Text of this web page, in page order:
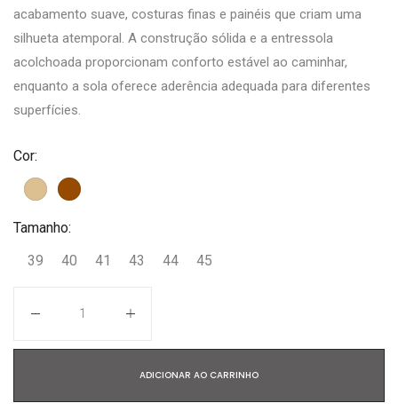
acabamento suave, costuras finas e painéis que criam uma
silhueta atemporal. A construção sólida e a entressola
acolchoada proporcionam conforto estável ao caminhar,
enquanto a sola oferece aderência adequada para diferentes
superfícies.
Cor:
Tamanho:
39
40 41 43 44 45
ADICIONAR AO CARRINHO